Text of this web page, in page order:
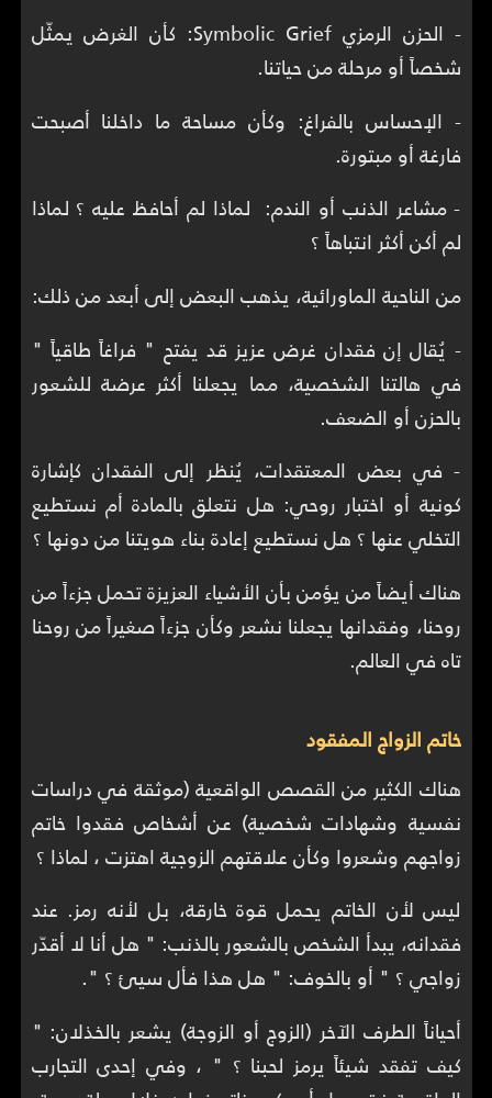
- الحزن الرمزي Symbolic Grief: كأن الغرض يمثّل
شخصاً أو مرحلة من حياتنا.
- الإحساس بالفراغ: وكأن مساحة ما داخلنا أصبحت
فارغة أو مبتورة.
- مشاعر الذنب أو الندم: لماذا لم أحافظ عليه ؟ لماذا
لم أكن أكثر انتباهاً ؟
من الناحية الماورائية، يذهب البعض إلى أبعد من ذلك:
- يُقال إن فقدان غرض عزيز قد يفتح " فراغاً طاقياً "
في هالتنا الشخصية، مما يجعلنا أكثر عرضة للشعور
بالحزن أو الضعف.
- في بعض المعتقدات، يُنظر إلى الفقدان كإشارة
كونية أو اختبار روحي: هل نتعلق بالمادة أم نستطيع
التخلي عنها ؟ هل نستطيع إعادة بناء هويتنا من دونها ؟
هناك أيضاً من يؤمن بأن الأشياء العزيزة تحمل جزءاً من
روحنا، وفقدانها يجعلنا نشعر وكأن جزءاً صغيراً من روحنا
تاه في العالم.
خاتم الزواج المفقود
هناك الكثير من القصص الواقعية (موثقة في دراسات
نفسية وشهادات شخصية) عن أشخاص فقدوا خاتم
زواجهم وشعروا وكأن علاقتهم الزوجية اهتزت ، لماذا ؟
ليس لأن الخاتم يحمل قوة خارقة، بل لأنه رمز. عند
فقدانه، يبدأ الشخص بالشعور بالذنب: " هل أنا لا أقدّر
زواجي ؟ " أو بالخوف: " هل هذا فأل سيئ ؟ ".
أحياناً الطرف الآخر (الزوج أو الزوجة) يشعر بالخذلان: "
كيف تفقد شيئاً يرمز لحبنا ؟ " ، وفي إحدى التجارب